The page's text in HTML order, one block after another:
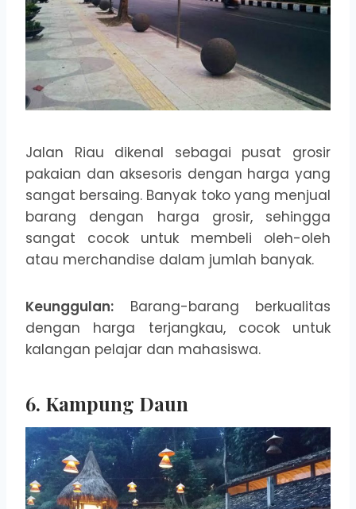
Jalan Riau dikenal sebagai pusat grosir
pakaian dan aksesoris dengan harga yang
sangat bersaing. Banyak toko yang menjual
barang dengan harga grosir, sehingga
sangat cocok untuk membeli oleh-oleh
atau merchandise dalam jumlah banyak.
Keunggulan: Barang-barang berkualitas
dengan harga terjangkau, cocok untuk
kalangan pelajar dan mahasiswa.
6. Kampung Daun